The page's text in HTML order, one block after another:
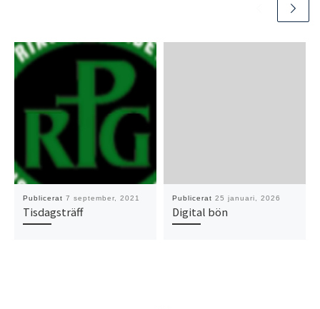
Publicerat 7 september, 2021
Tisdagsträff
Publicerat 25 januari, 2026
Digital bön